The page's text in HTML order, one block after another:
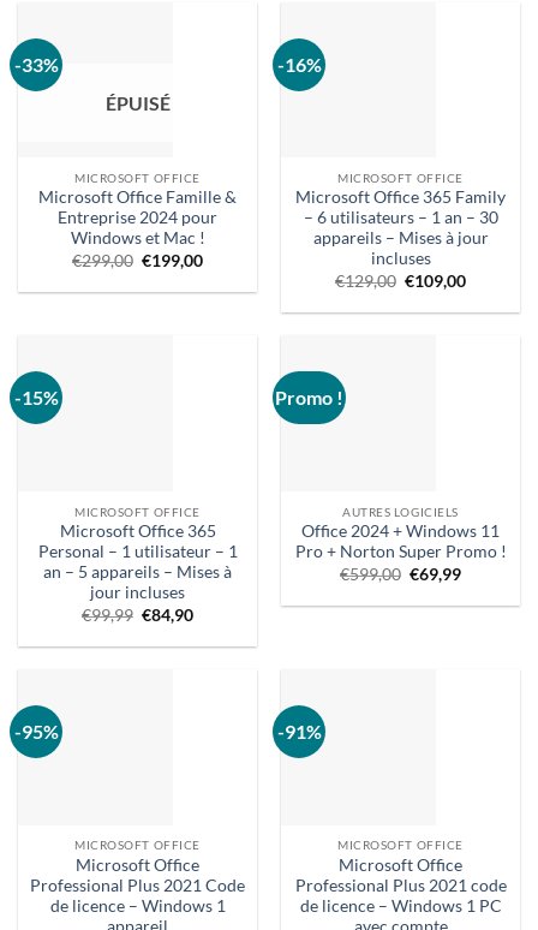
-33%
ÉPUISÉ
MICROSOFT OFFICE
Microsoft Office Famille &
Entreprise 2024 pour
Windows et Mac !
€299,00 Le
d'origine
€199,00Le
actuel
-16%
MICROSOFT OFFICE
Microsoft Office 365 Family
– 6 utilisateurs – 1 an – 30
appareils – Mises à jour
incluses
€129,00 Prix
d'origine :
€129,00.
€109,00Le
actuel
-15%
MICROSOFT OFFICE
Microsoft Office 365
Personal – 1 utilisateur – 1
an – 5 appareils – Mises à
jour incluses
€99,99 Le
prix
d'origine
€84,90Le
actuel
Promo !
AUTRES LOGICIELS
Office 2024 + Windows 11
Pro + Norton Super Promo !
€599,00 Le
prix
d'origine
€69,99Le
actuel
-95%
MICROSOFT OFFICE
Microsoft Office
Professional Plus 2021 Code
de licence – Windows 1
-91%
MICROSOFT OFFICE
Microsoft Office
Professional Plus 2021 code
de licence – Windows 1 PC